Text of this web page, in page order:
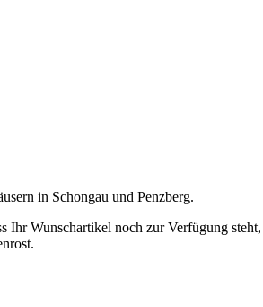
in Schongau und Penzberg.
Wunschartikel noch zur Verfügung